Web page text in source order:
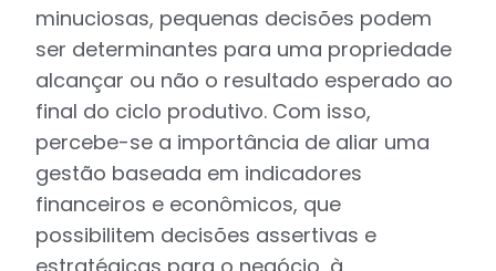
minuciosas, pequenas decisões podem
ser determinantes para uma propriedade
alcançar ou não o resultado esperado ao
final do ciclo produtivo. Com isso,
percebe-se a importância de aliar uma
gestão baseada em indicadores
financeiros e econômicos, que
possibilitem decisões assertivas e